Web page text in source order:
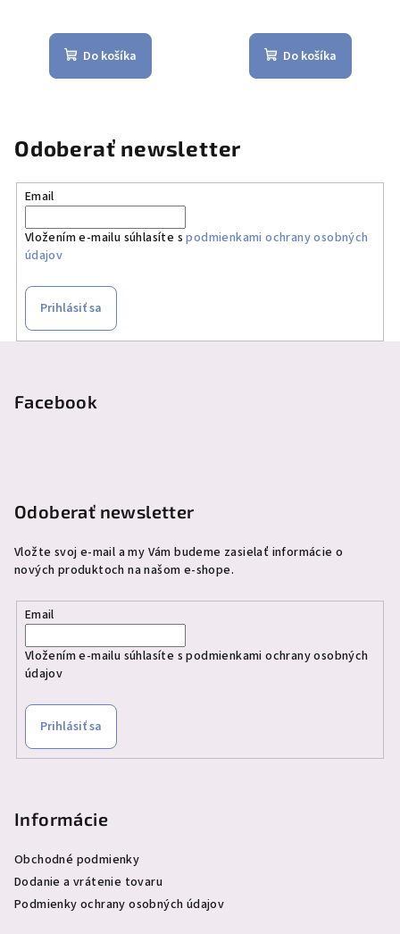
Do košíka Do košíka
Odoberať newsletter
Email
Vložením e-mailu súhlasíte spodmienkami ochrany osobných
údajov
Prihlásiť sa
Facebook
Odoberať newsletter
Vložte svoj e-mail a my Vám budeme zasielať informácie o
nových produktoch na našom e-shope.
Email
Vložením e-mailu súhlasíte spodmienkami ochrany osobných
údajov
Prihlásiť sa
Informácie
Obchodné podmienky
Dodanie a vrátenie tovaru
Podmienky ochrany osobných údajov